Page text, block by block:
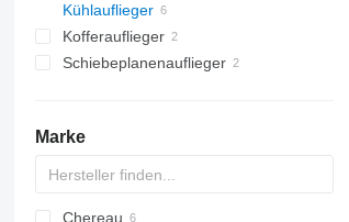
Kühlauflieger
Kofferauflieger
Schiebeplanenauflieger
Marke
AS
Chereau